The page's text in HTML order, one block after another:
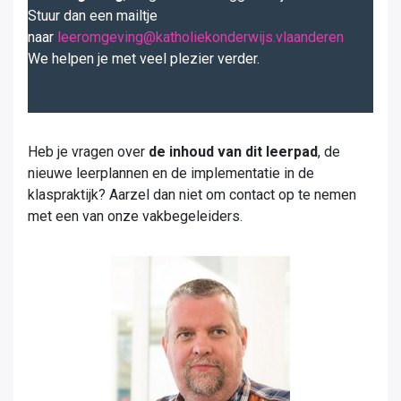
Stuur dan een mailtje
naar leeromgeving@katholiekonderwijs.vlaanderen
We helpen je met veel plezier verder.
Heb je vragen over de inhoud van dit leerpad, de
nieuwe leerplannen en de implementatie in de
klaspraktijk? Aarzel dan niet om contact op te nemen
met een van onze vakbegeleiders.